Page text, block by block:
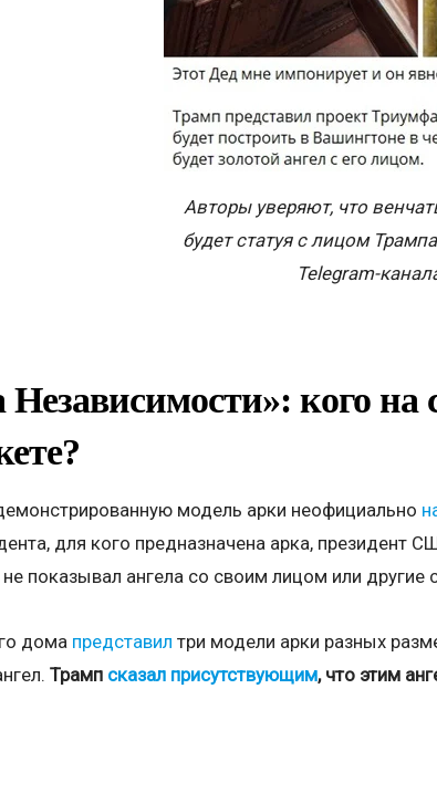
Авторы уверяют, что
будет статуя с лицом
Telegram-
кого на
модель арки неофициально
для кого предназначена арка, президент
не показывал ангела со своим лицом или
дома представил три модели арки разных
Трамп сказал присутствующим, что этим